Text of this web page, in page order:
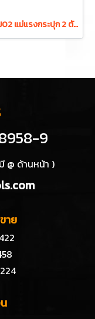
E-OK-BJ02 แม่แรงกระปุก 2 ตัน มีระบบ VALVE OVERLOAD "OKURA"
9
@ ด้านหน้า )
าย